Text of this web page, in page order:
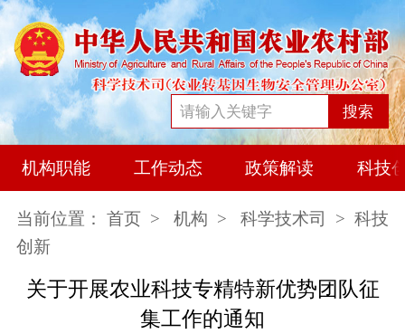
搜索
机构职能 工作动态 政策解读 科技
当前位置： 首页 > 机构 > 科学技术司
> 科技
创新
关于开展农业科技专精特新优势团队征
集工作的通知